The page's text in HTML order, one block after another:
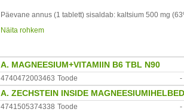
Päevane annus (1 tablett) sisaldab: kaltsium 500 mg
Annustamine: 1 tablett päevas.
Hoiatused: toidulisandit ei kasutata mitmekesise
ületage päevaseks tarbimiseks soovitatavat kogust!
kõhulahtisust! Hoida toatemperatuuril, kuivas, valguse
Näita rohkem
A. MAGNEESIUM+VITAMIIN B6 TBL N90
4740472003463 Toode -
A. ZECHSTEIN INSIDE
4741505374338 Toode -